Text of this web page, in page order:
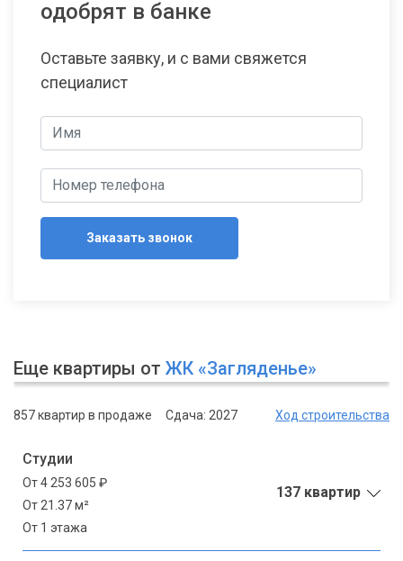
одобрят в банке
Оставьте заявку, и с вами свяжется
специалист
Заказать звонок
Еще квартиры от ЖК «Загляденье»
857 квартир в продаже Сдача: 2027 Ход строительства
Студии
От 4 253 605 ₽
От 21.37 м²
От 1 этажа
137 квартир